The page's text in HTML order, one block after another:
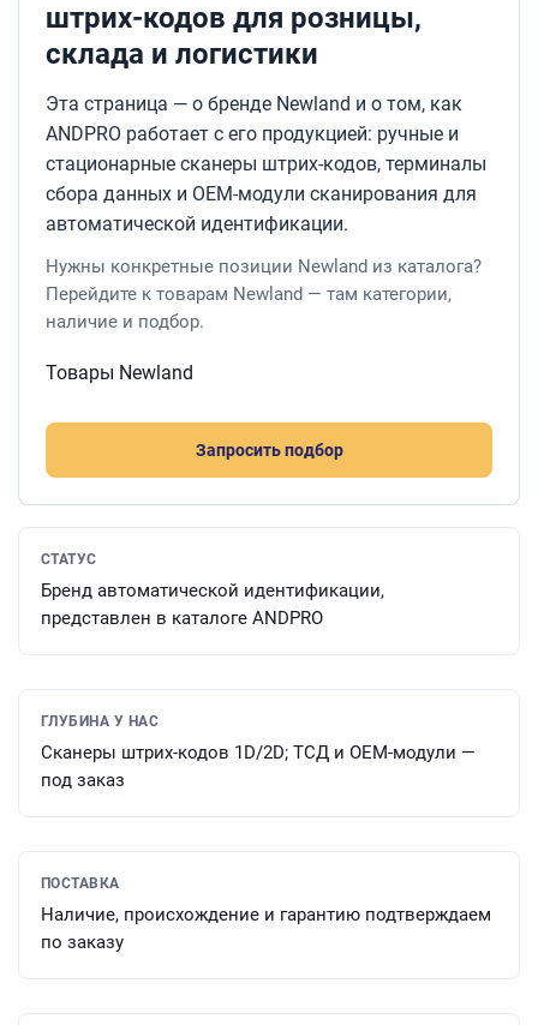
штрих-кодов для розницы,
склада и логистики
Эта страница — о бренде Newland и о том, как
ANDPRO работает с его продукцией: ручные и
стационарные сканеры штрих-кодов, терминалы
сбора данных и OEM-модули сканирования для
автоматической идентификации.
Нужны конкретные позиции Newland из каталога?
Перейдите к товарам Newland — там категории,
наличие и подбор.
Товары Newland
Запросить подбор
СТАТУС
Бренд автоматической идентификации,
представлен в каталоге ANDPRO
ГЛУБИНА У НАС
Сканеры штрих-кодов 1D/2D; ТСД и OEM-модули —
под заказ
ПОСТАВКА
Наличие, происхождение и гарантию подтверждаем
по заказу